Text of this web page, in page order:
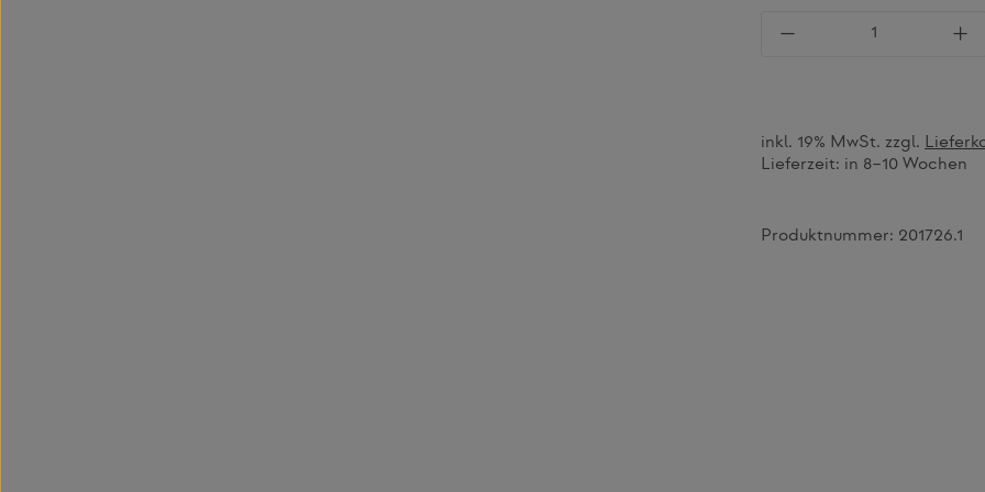
Produkt Anzahl:
inkl. 19% MwSt. zzgl.
Lieferzeit: in 8–10 Wochen
Produktnummer: 201726.1